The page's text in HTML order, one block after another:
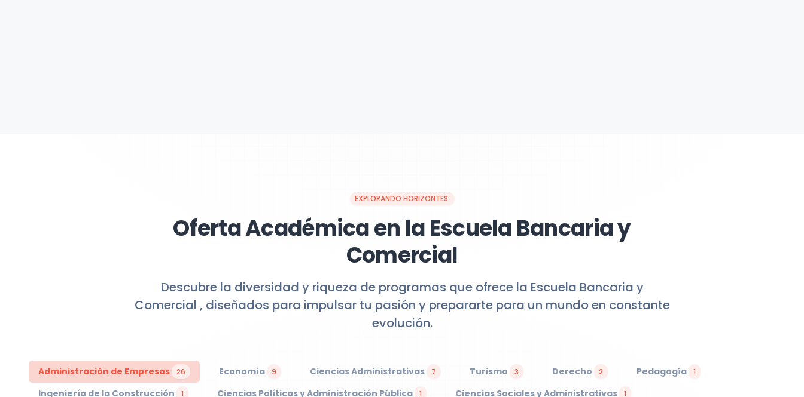
EXPLORANDO HORIZONTES:
Oferta Académica en la Escuela Bancaria y
Comercial
Descubre la diversidad y riqueza de programas que ofrece la Escuela Bancaria y
Comercial , diseñados para impulsar tu pasión y prepararte para un mundo en constante
evolución.
Administración de Empresas 26 Economía 9 Ciencias Administrativas 7 Turismo 3 Derecho 2 Pedagogía 1
Ingeniería de la Construcción 1 Ciencias Políticas y Administración Pública 1 Ciencias Sociales y Administrativas 1